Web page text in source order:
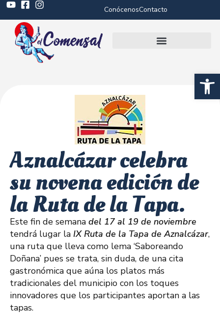
Abrir
ConócenosContacto
Aznalcázar celebra
su novena edición de
la Ruta de la Tapa.
Este fin de semana del 17 al 19 de noviembre
tendrá lugar la IX Ruta de la Tapa de Aznalcázar,
una ruta que lleva como lema ‘Saboreando
Doñana’ pues se trata, sin duda, de una cita
gastronómica que aúna los platos más
tradicionales del municipio con los toques
innovadores que los participantes aportan a las
tapas.